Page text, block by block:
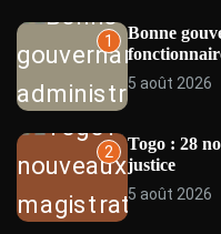
N
E
W
S
1
Bonne
5 août 2026
2
Togo : 28
justice
5 août 2026